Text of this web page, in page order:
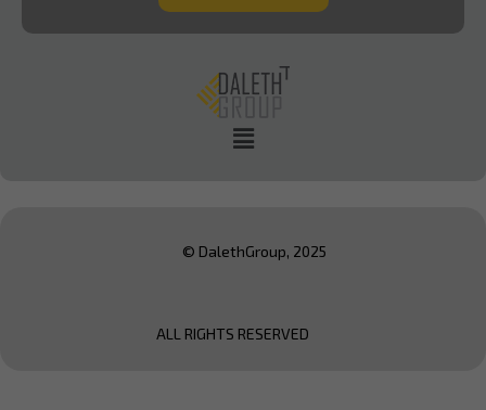
© DalethGroup, 2025
ALL RIGHTS RESERVED